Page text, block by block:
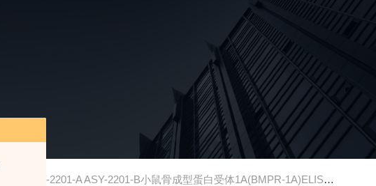
ASY-2201-A ASY-2201-B小鼠骨成型蛋白受体1A(BMPR-1A)ELISA试剂盒